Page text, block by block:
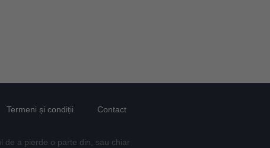
Termeni și condiții Contact
de a pierde o parte din, sau chiar